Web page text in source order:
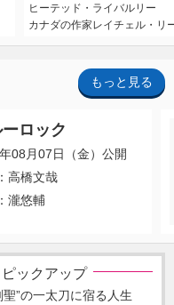
ヒーテッド・ライバルリー
カナダの作家レイチェル・リ
もっと見る
ロック
08月07日（金）公開
高橋文哉
瀧悠輔
ピックアップ
聖”の一太刀に宿る人生